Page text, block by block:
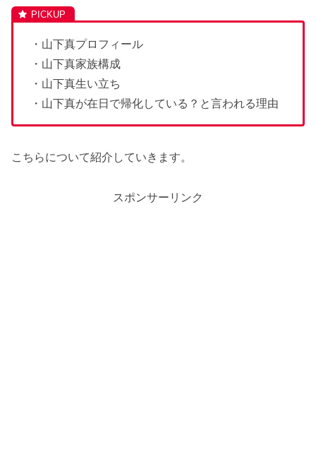
・山下真プロフィール
・山下真家族構成
・山下真生い立ち
・山下真が在日で帰化している？と言われる理由
こちらについて紹介していきます。
スポンサーリンク